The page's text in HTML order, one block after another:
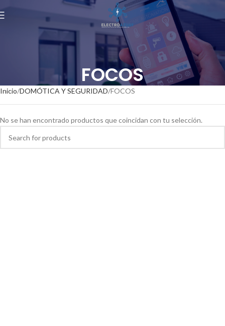
FOCOS
Inicio DOMÓTICA Y SEGURIDAD FOCOS
No se han encontrado productos que coincidan con tu selección.